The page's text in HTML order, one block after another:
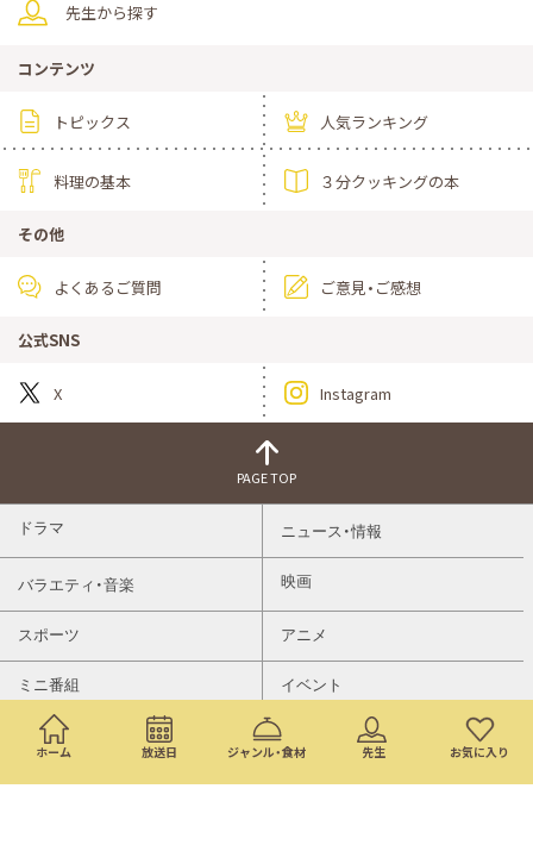
ホーム 放送日 ジャンル・食材 先生 お気に入り
先生から探す
コンテンツ
トピックス 人気ランキング
料理の基本 ３分クッキングの本
その他
よくあるご質問 ご意見・ご感想
公式SNS
X Instagram
PAGE TOP
ドラマ ニュース・情報
バラエティ・音楽 映画
スポーツ アニメ
ミニ番組 イベント
通販